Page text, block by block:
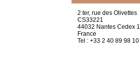
2 ter, rue des Olivettes
CS33221
44032 Nantes Cedex 1
France
Tel : +33 2 40 89 98 10